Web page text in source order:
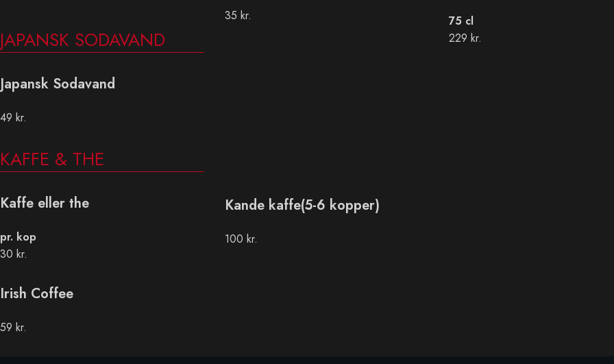
JAPANSK SODAVAND
Japansk Sodavand
49 kr.
35 kr.
KAFFE & THE
Kaffe eller the
pr. kop
30 kr.
Irish Coffee
59 kr.
Kande kaffe(5-6 kopper)
100 kr.
75 cl
229 kr.